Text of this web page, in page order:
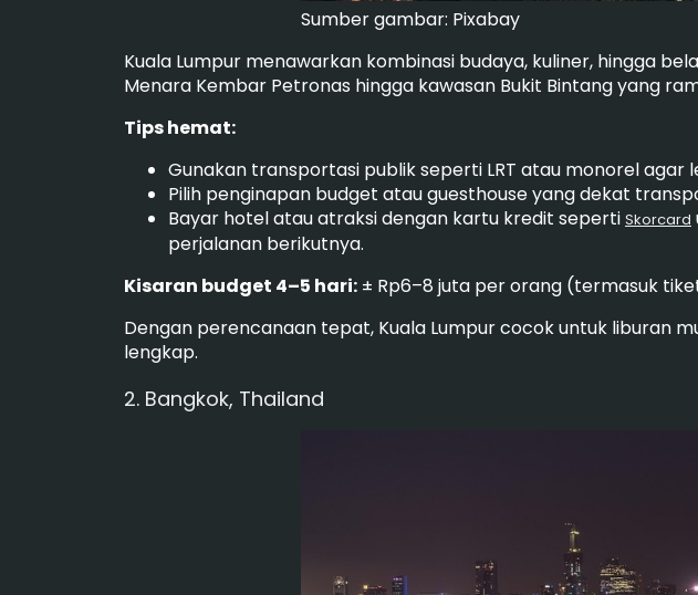
Sumber gambar: Pixabay
Kuala Lumpur menawarkan kombinasi budaya, kuliner, hingga
Menara Kembar Petronas hingga kawasan Bukit Bintang yang
Tips hemat:
Gunakan transportasi publik seperti LRT atau monorel agar
Pilih penginapan budget atau guesthouse yang dekat
Bayar hotel atau atraksi dengan kartu kredit seperti Skorcard
perjalanan berikutnya.
Kisaran budget 4–5 hari: ± Rp6–8 juta per orang (termasuk
Dengan perencanaan tepat, Kuala Lumpur cocok untuk liburan
lengkap.
2. Bangkok, Thailand